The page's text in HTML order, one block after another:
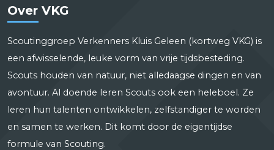
Over VKG
Scoutinggroep Verkenners Kluis Geleen (kortweg VKG) is
een afwisselende, leuke vorm van vrije tijdsbesteding.
Scouts houden van natuur, niet alledaagse dingen en van
avontuur. Al doende leren Scouts ook een heleboel. Ze
leren hun talenten ontwikkelen, zelfstandiger te worden
en samen te werken. Dit komt door de eigentijdse
formule van Scouting.